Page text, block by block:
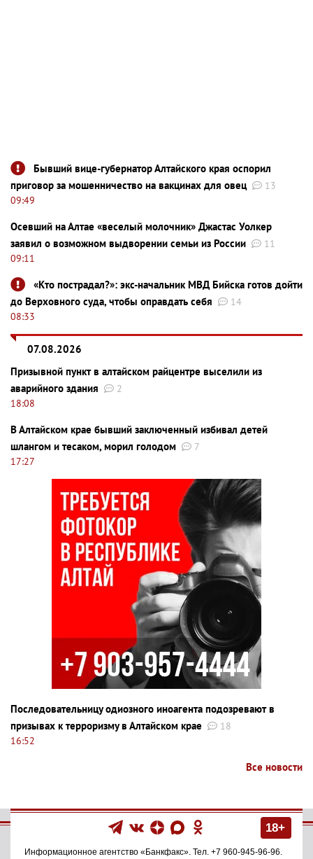
Бывший вице-губернатор Алтайского края оспорил
приговор за мошенничество на вакцинах для овец
13
09:49
Осевший на Алтае «веселый молочник» Джастас Уолкер
заявил о возможном выдворении семьи из России
11
09:11
«Кто пострадал?»: экс-начальник МВД Бийска готов дойти
до Верховного суда, чтобы оправдать себя
14
08:33
07.08.2026
Призывной пункт в алтайском райцентре выселили из
аварийного здания
2
18:08
В Алтайском крае бывший заключенный избивал детей
шлангом и тесаком, морил голодом
7
17:27
Последовательницу одиозного иноагента подозревают в
призывах к терроризму в Алтайском крае
18
16:52
Все новости
18+
Информационное агентство «Банкфакс». Тел. +7 960-945-96-96.